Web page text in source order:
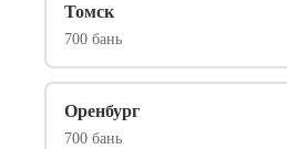
Томск
700 бань
Оренбург
700 бань